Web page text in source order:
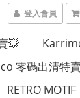
登入會員
💥
零碼出清特
RETRO